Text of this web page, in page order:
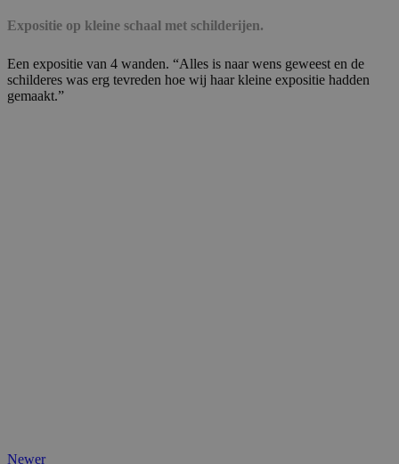
Expositie op kleine schaal met schilderijen.
Een expositie van 4 wanden. “Alles is naar wens geweest en de
schilderes was erg tevreden hoe wij haar kleine expositie hadden
gemaakt.”
Newer